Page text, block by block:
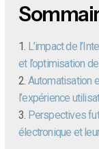
1. L’impact de
et l’optimisation
2. Automatisation
l’expérience
3. Perspectives
électronique et